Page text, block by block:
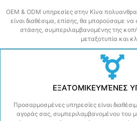
OEM & ODM υπηρεσίες στην Κίνα
είναι διαθέσιμα, επίσης, θα μπορούσαμε
στάσης, συμπεριλαμβανομένης της
μεταξοτυπία και
ΕΞΑΤΟΜΙΚΕΥΜΈΝΕΣ
Προσαρμοσμένες υπηρεσίες είναι
αγοράς σας, συμπεριλαμβανομένου του